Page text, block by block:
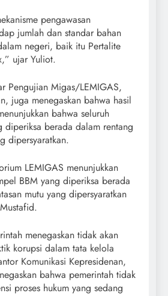
pengawasan
jumlah dan standar bahan
negeri, baik itu Pertalite
ujar Yuliot.
Pengujian Migas/LEMIGAS,
juga menegaskan bahwa hasil
bahwa seluruh
diperiksa berada dalam rentang
dipersyaratkan.
LEMIGAS menunjukkan
BBM yang diperiksa berada
mutu yang dipersyaratkan
menegaskan tidak akan
korupsi dalam tata kelola
Komunikasi Kepresidenan,
bahwa pemerintah tidak
proses hukum yang sedang